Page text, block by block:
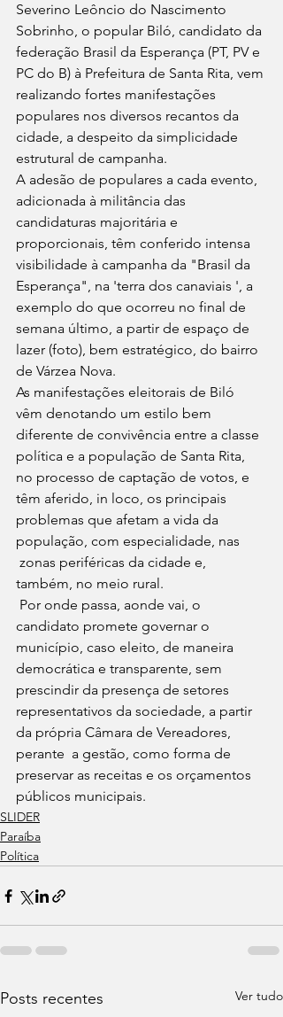
Severino Leôncio do Nascimento
Sobrinho, o popular Biló, candidato da
federação Brasil da Esperança (PT, PV e
PC do B) à Prefeitura de Santa Rita, vem
realizando fortes manifestações
populares nos diversos recantos da
cidade, a despeito da simplicidade
estrutural de campanha.
A adesão de populares a cada evento,
adicionada à militância das
candidaturas majoritária e
proporcionais, têm conferido intensa
visibilidade à campanha da "Brasil da
Esperança", na 'terra dos canaviais ', a
exemplo do que ocorreu no final de
semana último, a partir de espaço de
lazer (foto), bem estratégico, do bairro
de Várzea Nova.
As manifestações eleitorais de Biló
vêm denotando um estilo bem
diferente de convivência entre a classe
política e a população de Santa Rita,
no processo de captação de votos, e
têm aferido, in loco, os principais
problemas que afetam a vida da
população, com especialidade, nas
também, no meio rural.
candidato promete governar o
município, caso eleito, de maneira
democrática e transparente, sem
prescindir da presença de setores
representativos da sociedade, a partir
da própria Câmara de Vereadores,
perante  a gestão, como forma de
preservar as receitas e os orçamentos
públicos municipais.
SLIDER
Paraíba
Política
Posts recentes Ver tudo